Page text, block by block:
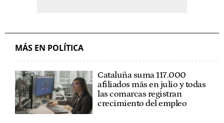
MÁS EN POLÍTICA
Cataluña suma 117.000
afiliados más en julio y todas
las comarcas registran
crecimiento del empleo